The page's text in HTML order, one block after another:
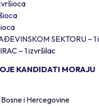
SEKTORU – 1
– 1 izvršilac
KANDIDATI MORAJU
i Hercegovine